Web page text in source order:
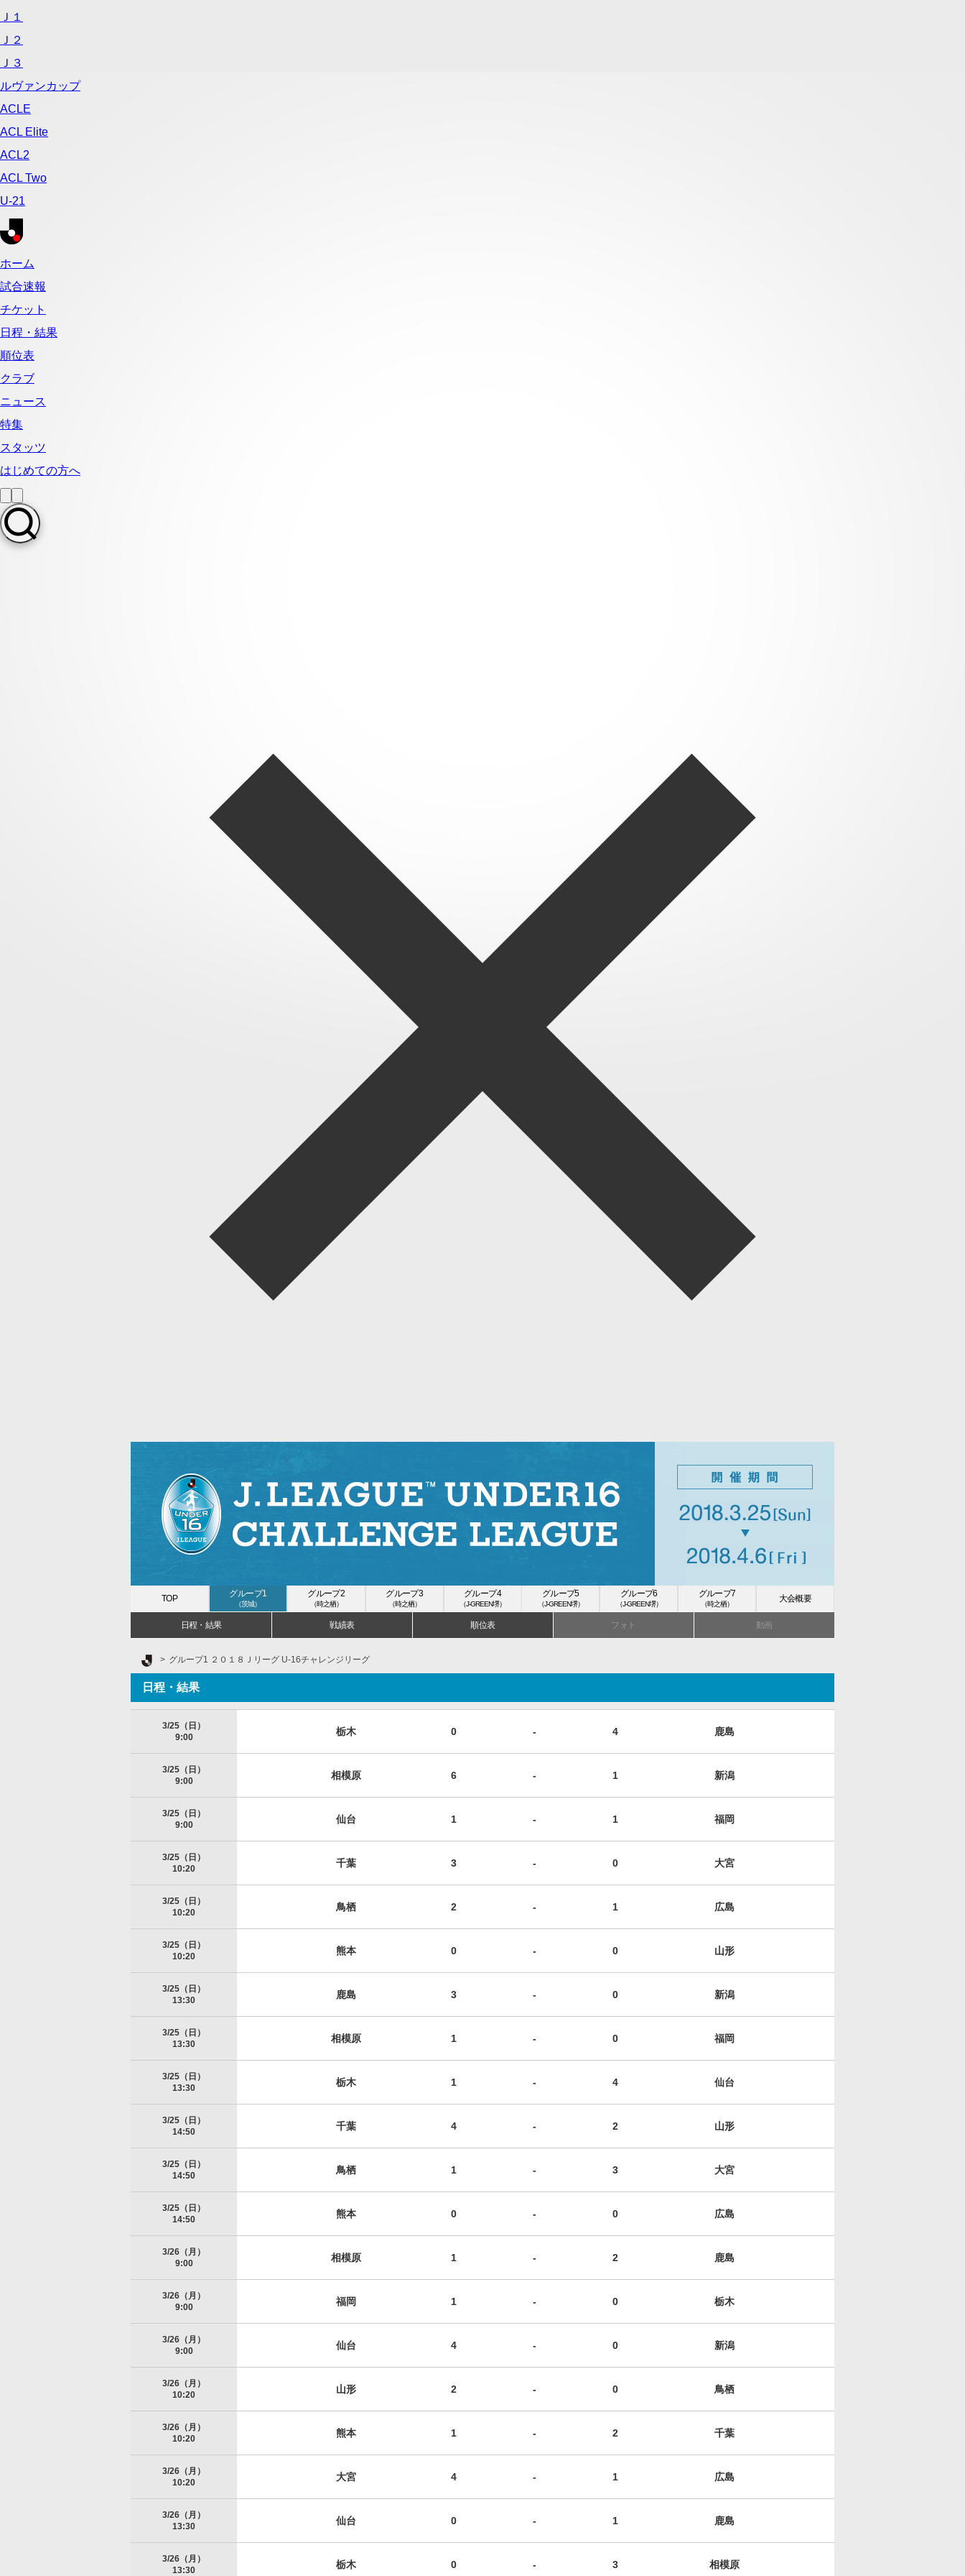
TOP グループ1
（茨城）
グループ2
（時之栖）
グループ3
（時之栖）
グループ4
（J-GREEN堺）
グループ5
（J-GREEN堺）
グループ6
（J-GREEN堺）
グループ7
（時之栖）
大会概要
日程・結果 戦績表 順位表 フォト 動画
Ｊリーグ TOP
グループ1 ２０１８Ｊリーグ U-16チャレンジリーグ
日程・結果
3/25（日）
9:00
栃木 0 - 4 鹿島
3/25（日）
9:00
相模原 6 - 1 新潟
3/25（日）
9:00
仙台 1 - 1 福岡
3/25（日）
10:20
千葉 3 - 0 大宮
3/25（日）
10:20
鳥栖 2 - 1 広島
3/25（日）
10:20
熊本 0 - 0 山形
3/25（日）
13:30
鹿島 3 - 0 新潟
3/25（日）
13:30
相模原 1 - 0 福岡
3/25（日）
13:30
栃木 1 - 4 仙台
3/25（日）
14:50
千葉 4 - 2 山形
3/25（日）
14:50
鳥栖 1 - 3 大宮
3/25（日）
14:50
熊本 0 - 0 広島
3/26（月）
9:00
相模原 1 - 2 鹿島
3/26（月）
9:00
福岡 1 - 0 栃木
3/26（月）
9:00
仙台 4 - 0 新潟
3/26（月）
10:20
山形 2 - 0 鳥栖
3/26（月）
10:20
熊本 1 - 2 千葉
3/26（月）
10:20
大宮 4 - 1 広島
3/26（月）
13:30
仙台 0 - 1 鹿島
3/26（月）
13:30
栃木 0 - 3 相模原